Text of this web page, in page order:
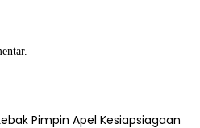
Pimpin Apel Kesiapsiagaan